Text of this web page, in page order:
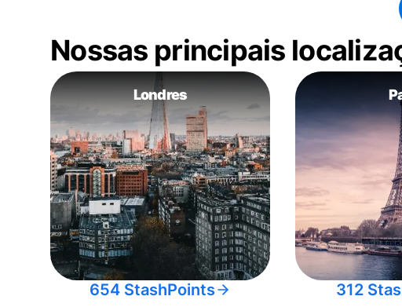
Nossas principais
Londres
654 StashPoints 312